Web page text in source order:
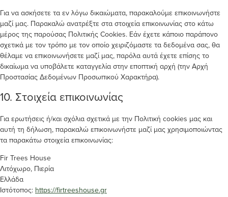
Για να ασκήσετε τα εν λόγω δικαιώματα, παρακαλούμε επικοινωνήστε
μαζί μας. Παρακαλώ ανατρέξτε στα στοιχεία επικοινωνίας στο κάτω
μέρος της παρούσας Πολιτικής Cookies. Εάν έχετε κάποιο παράπονο
σχετικά με τον τρόπο με τον οποίο χειριζόμαστε τα δεδομένα σας, θα
θέλαμε να επικοινωνήσετε μαζί μας, παρόλα αυτά έχετε επίσης το
δικαίωμα να υποβάλετε καταγγελία στην εποπτική αρχή (την Αρχή
Προστασίας Δεδομένων Προσωπικού Χαρακτήρα).
10. Στοιχεία επικοινωνίας
Για ερωτήσεις ή/και σχόλια σχετικά με την Πολιτική cookies μας και
αυτή τη δήλωση, παρακαλώ επικοινωνήστε μαζί μας χρησιμοποιώντας
τα παρακάτω στοιχεία επικοινωνίας:
Fir Trees House
Λιτόχωρο, Πιερία
Ελλάδα
Ιστότοπος: https://firtreeshouse.gr